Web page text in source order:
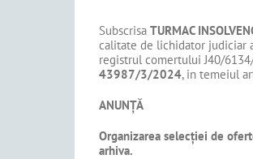
Subscrisa TURMAC
calitate de lichidator judiciar
registrul comertului J40/
43987/3/2024, in temeiul
ANUNȚĂ
Organizarea selecției de
arhiva.